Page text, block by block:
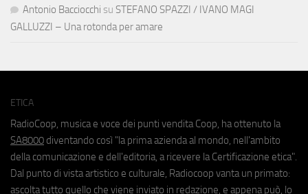
Antonio Bacciocchi su STEFANO SPAZZI / IVANO MAGI
GALLUZZI – Una rotonda per amare
ETICA
RadioCoop, musica e voce dei punti vendita Coop, ha ottenuto la
SA8000 diventando così "la prima azienda al mondo, nell'ambito
della comunicazione e dell'editoria, a ricevere la Certificazione etica".
Dal punto di vista artistico e culturale, Radiocoop vanta un primato:
ascolta tutto quello che viene inviato in redazione, e appena può, lo